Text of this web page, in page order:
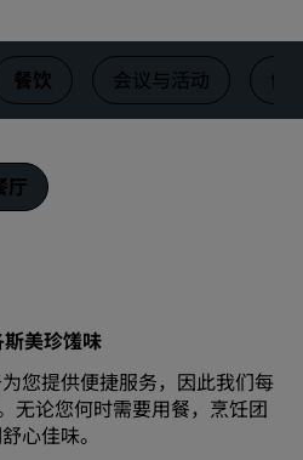
餐饮 会议与活动 健
厅
美珍馐味
您提供便捷服务，因此我们每
无论您何时需要用餐，烹饪团
心佳味。